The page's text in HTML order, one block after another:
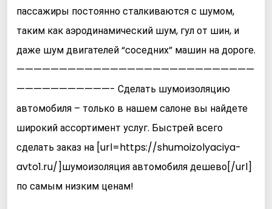
пассажиры постоянно сталкиваются с шумом,
таким как аэродинамический шум, гул от шин, и
даже шум двигателей “соседних” машин на дороге.
————————————————————————————
———————————- Сделать шумоизоляцию
автомобиля – только в нашем салоне вы найдете
широкий ассортимент услуг. Быстрей всего
сделать заказ на [url=https://shumoizolyaciya-
avto1.ru/]шумоизоляция автомобиля дешево[/url]
по самым низким ценам!